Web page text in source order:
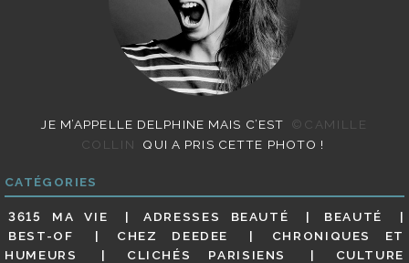
JE M’APPELLE DELPHINE MAIS C’EST
©CAMILLE
COLLIN
QUI A PRIS CETTE PHOTO !
CATÉGORIES
3615 MA VIE ADRESSES BEAUTÉ
BEAUTÉ
BEST-OF
CHEZ DEEDEE
CHRONIQUES ET
HUMEURS
CLICHÉS PARISIENS CULTURE